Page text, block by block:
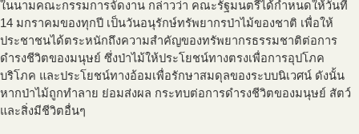
ในนามคณะกรรมการจัดงาน กล่าวว่า คณะรัฐมนตรีได้กำหนดให้วันที่
14 มกราคมของทุกปี เป็นวันอนุรักษ์ทรัพยากรป่าไม้ของชาติ เพื่อให้
ประชาชนได้ตระหนักถึงความสำคัญของทรัพยากรธรรมชาติต่อการ
ดำรงชีวิตของมนุษย์ ซึ่งป่าไม้ให้ประโยชน์ทางตรงเพื่อการอุปโภค
บริโภค และประโยชน์ทางอ้อมเพื่อรักษาสมดุลของระบบนิเวศน์ ดังนั้น
หากป่าไม้ถูกทำลาย ย่อมส่งผล กระทบต่อการดำรงชีวิตของมนุษย์ สัตว์
และสิ่งมีชีวิตอื่นๆ